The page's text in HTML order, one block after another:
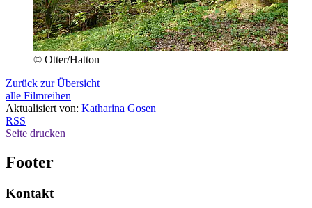
© Otter/Hatton
Zurück zur Übersicht
alle Filmreihen
Aktualisiert von: Katharina Gosen
RSS
Seite drucken
Footer
Kontakt